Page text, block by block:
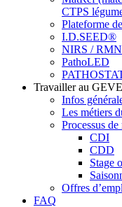
CTPS
Plateforme
I.D.SEED®
NIRS / RMN
PathoLED
Travailler au
Infos
Les métiers
Processus
CDI
CDD
Stage
Offres
FAQ